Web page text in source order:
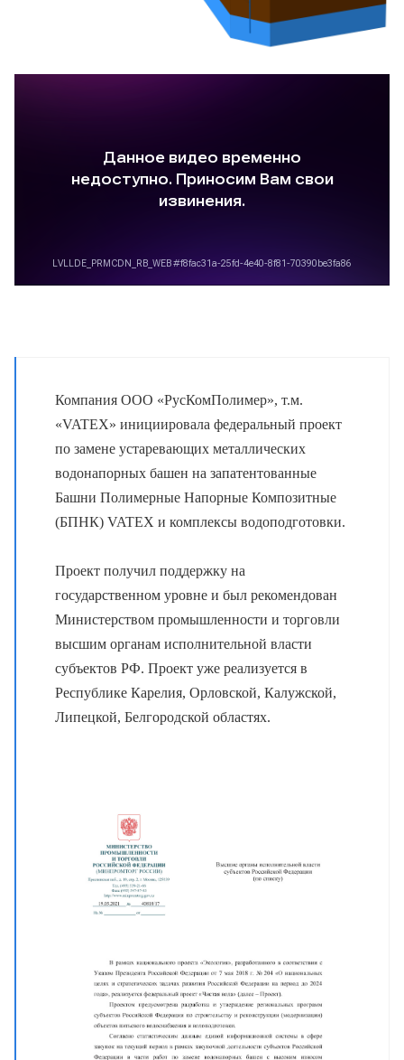
Компания ООО «РусКомПолимер», т.м.
«VATEХ» инициировала федеральный проект
по замене устаревающих металлических
водонапорных башен на запатентованные
Башни Полимерные Напорные Композитные
(БПНК) VATEX и комплексы водоподготовки.
Проект получил поддержку на
государственном уровне и был рекомендован
Министерством промышленности и торговли
высшим органам исполнительной власти
субъектов РФ. Проект уже реализуется в
Республике Карелия, Орловской, Калужской,
Липецкой, Белгородской областях.